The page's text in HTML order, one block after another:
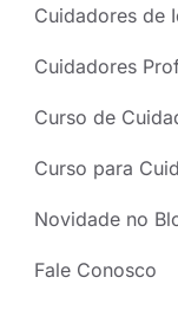
Cuidadores de
Cuidadores
Curso de
Curso para
Novidade no
Fale Conosco